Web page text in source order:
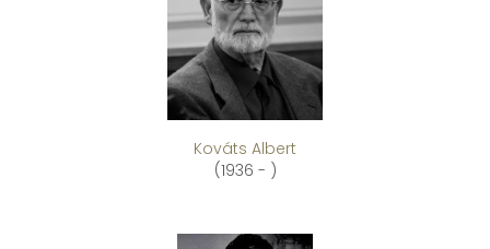
Kováts Albert
(1936 - )